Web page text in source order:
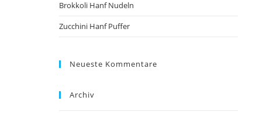
Brokkoli Hanf Nudeln
Zucchini Hanf Puffer
Neueste Kommentare
Archiv